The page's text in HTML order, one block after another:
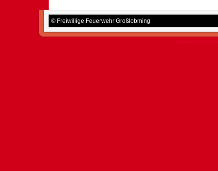
© Freiwillige Feuerwehr Großlobming